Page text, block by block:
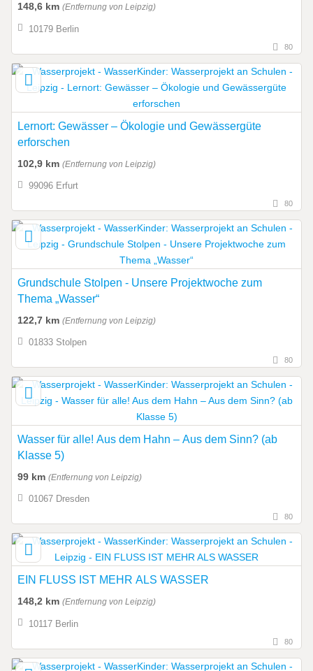
148,6 km (Entfernung von Leipzig)
10179 Berlin
80
Lernort: Gewässer – Ökologie und Gewässergüte
erforschen
102,9 km (Entfernung von Leipzig)
99096 Erfurt
80
Grundschule Stolpen - Unsere Projektwoche zum
Thema „Wasser“
122,7 km (Entfernung von Leipzig)
01833 Stolpen
80
Wasser für alle! Aus dem Hahn – Aus dem Sinn? (ab
Klasse 5)
99 km (Entfernung von Leipzig)
01067 Dresden
80
EIN FLUSS IST MEHR ALS WASSER
148,2 km (Entfernung von Leipzig)
10117 Berlin
80